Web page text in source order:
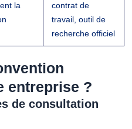
la
contrat de
travail, outil de
recherche officiel
entreprise ?
de consultation